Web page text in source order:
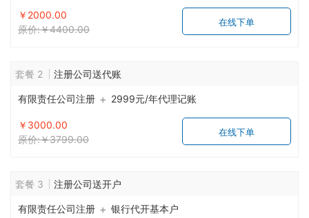
￥2000.00
原价:￥4400.00
在线下单
套餐 2 注册公司送代账
有限责任公司注册 + 2999元/年代理记账
￥3000.00
原价:￥3799.00
在线下单
套餐 3 注册公司送开户
有限责任公司注册 + 银行代开基本户